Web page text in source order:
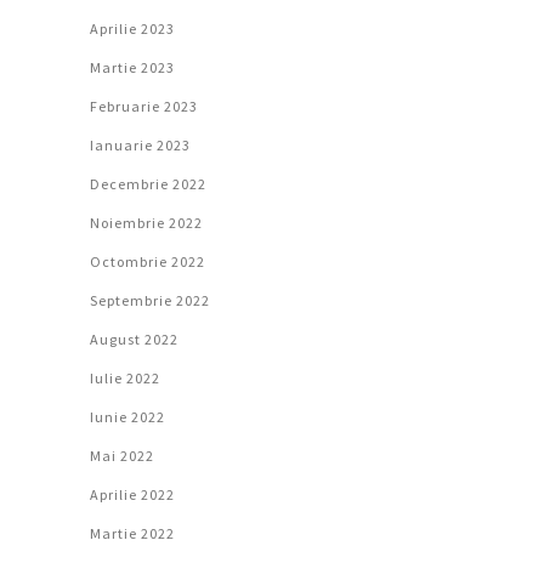
Aprilie 2023
Martie 2023
Februarie 2023
Ianuarie 2023
Decembrie 2022
Noiembrie 2022
Octombrie 2022
Septembrie 2022
August 2022
Iulie 2022
Iunie 2022
Mai 2022
Aprilie 2022
Martie 2022